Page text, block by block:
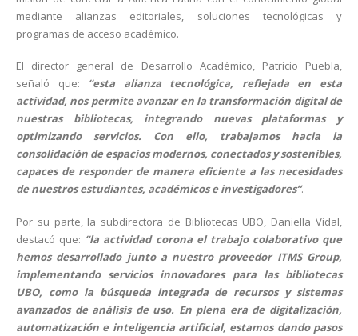
mediante alianzas editoriales, soluciones tecnológicas y
programas de acceso académico.
El director general de Desarrollo Académico, Patricio Puebla,
señaló que:
“esta alianza tecnológica, reflejada en esta
actividad, nos permite avanzar en la transformación digital de
nuestras bibliotecas, integrando nuevas plataformas y
optimizando servicios. Con ello, trabajamos hacia la
consolidación de espacios modernos, conectados y sostenibles,
capaces de responder de manera eficiente a las necesidades
de nuestros estudiantes, académicos e investigadores”.
Por su parte, la subdirectora de Bibliotecas UBO, Daniella Vidal,
destacó que: “la actividad corona el trabajo colaborativo que
hemos desarrollado junto a nuestro proveedor ITMS Group,
implementando servicios innovadores para las bibliotecas
UBO, como la búsqueda integrada de recursos y sistemas
avanzados de análisis de uso. En plena era de digitalización,
automatización e inteligencia artificial, estamos dando pasos